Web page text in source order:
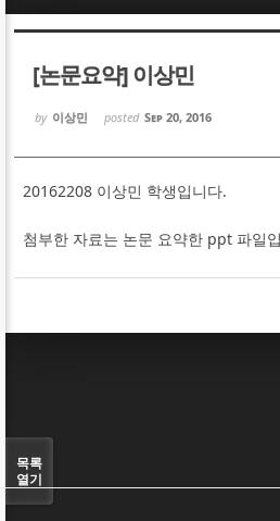
[논문요약] 이상민
by 이상민 posted Sep 20, 2016
20162208 이상민 학생입니다.
첨부한 자료는 논문 요약한 ppt 파일
목록
열기
Sketchbook5, 스케
Sketchbook5, 스케
Sketchbook5, 스케
Sketchbook5, 스케